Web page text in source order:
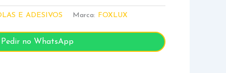
E ADESIVOS Marca: FOXLUX
Pedir no WhatsApp